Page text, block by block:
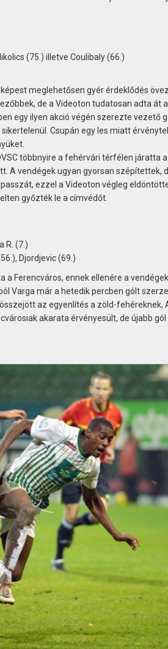
(75.) illetve Coulibaly (66.)
meglehetősen gyér érdeklődés
de a Videoton tudatosan adta át
egy ilyen akció végén szerezte vezető
Csupán egy les miatt
többnyire a fehérvári térfélen járatta
A vendégek ugyan gyorsan szépítettek,
ezzel a Videoton végleg
győzték le a címvédőt.
R. (7.)
Djordjevic (69.)
Ferencváros, ennek ellenére a
Varga már a hetedik percben gólt
az egyenlítés a zöld-fehéreknek,
akarata érvényesült, de újabb